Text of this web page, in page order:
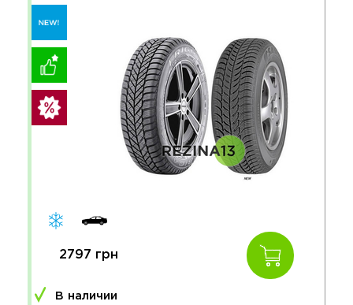
2797 грн
В наличии